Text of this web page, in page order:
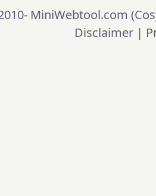
MiniWebtool.com
Disclaimer |